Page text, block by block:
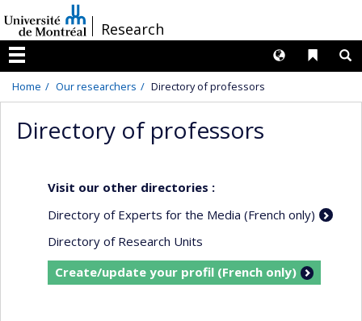
au
contenu
/Research
Menu
Liens
Langues
Home Our researchers Directory of professors
Directory of professors
Visit our other directories :
Directory of Experts for the Media (French only)
Directory of Research Units
Create/update your profil (French only)